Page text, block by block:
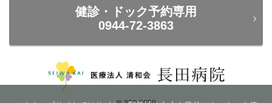
健診・ドック予約専用
0944-72-3863